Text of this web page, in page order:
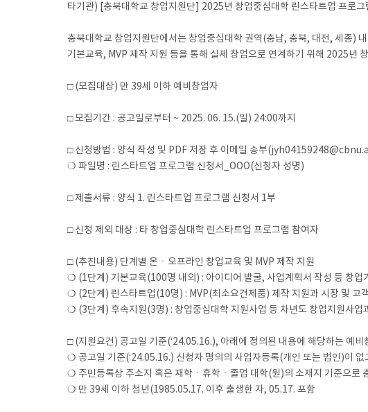
타기관) [충북대학교 창업지원단] 2025년 창업중심대학 린스타트업 프로그
충북대학교 창업지원단에서는 창업중심대학 권역(충남, 충북, 대전, 세종)
기본교육, MVP 제작 지원 등을 통해 실제 창업으로 연계하기 위해 2025
□ (모집대상) 만 39세 이하 예비창업자
□ 모집기간 : 공고일로부터 ~ 2025. 06. 15.(일) 24:00까지
□ 신청방법 : 양식 작성 및 PDF 저장 후 이메일 송부
❍ 파일명 : 린스타트업 프로그램 신청서_OOO(신청자 성명)
□ 제출서류 : 양식 1. 린스타트업 프로그램 신청서 1부
□ 신청 제외 대상 : 타 창업중심대학 린스타트업 프로그램 참여자
□ (추진내용) 단계별 온ㆍ오프라인 창업교육 및 MVP 제작 지원
❍ (1단계) 기본교육(100명 내외) : 아이디어 발굴, 사업계획서 작성 등 창업
❍ (2단계) 린스타트업(10명) : MVP(최소요건제품) 제작 지원과 시장 및 고
❍ (3단계) 후속지원(3명) : 창업중심대학 지원사업 등 차년도 창업지원사업
□ (지원요건) 공고일 기준(‘24.05.16.), 아래에 정의된 내용에 해당하는 예비
❍ 공고일 기준(‘24.05.16.) 신청자 명의의 사업자등록(개인 또는 법인)이
❍ 주민등록상 주소지 혹은 재학ㆍ휴학ㆍ졸업 대학(원)의 소재지 기준으로
❍ 만 39세 이하 청년(1985.05.17. 이후 출생한 자, 05.17. 포함